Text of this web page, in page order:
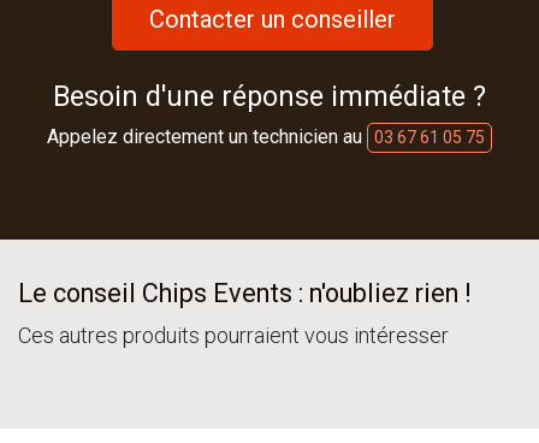
Contacter un conseiller
Besoin d'une réponse immédiate ?
Appelez directement un technicien au 03 67 61 05 75
Le conseil Chips Events : n'oubliez rien !
Ces autres produits pourraient vous intéresser